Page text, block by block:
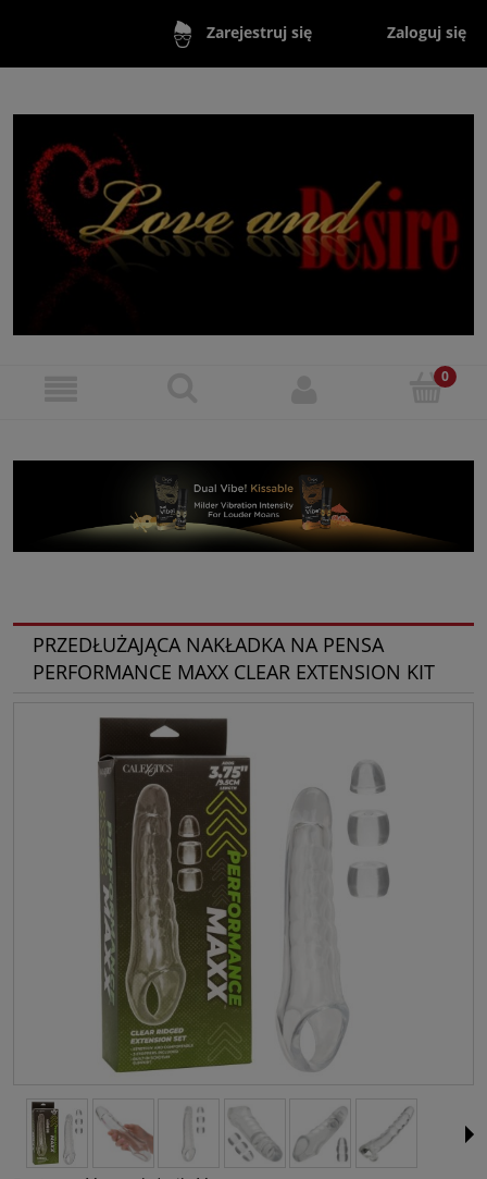
Zarejestruj się Zaloguj się
PRZEDŁUŻAJĄCA NAKŁADKA NA PENSA
PERFORMANCE MAXX CLEAR EXTENSION KIT